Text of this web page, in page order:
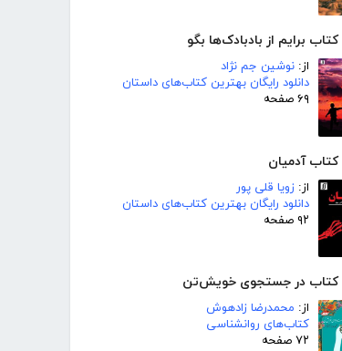
کتاب برایم از بادبادک‌ها بگو
از: نوشین جم نژاد
دانلود رایگان بهترین کتاب‌های داستان
۶۹ صفحه
کتاب آدمیان
از: زویا قلی پور
دانلود رایگان بهترین کتاب‌های داستان
۹۲ صفحه
کتاب در جستجوی خویش‌تن
از: محمدرضا زادهوش
کتاب‌های روانشناسی
۷۲ صفحه